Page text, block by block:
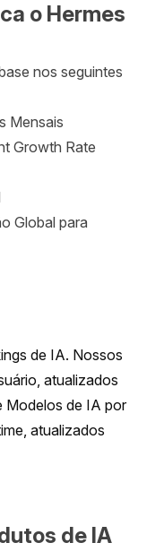
o Hermes
nos seguintes
Mensais
Growth Rate
Global para
de IA. Nossos
atualizados
Modelos de IA por
atualizados
de IA